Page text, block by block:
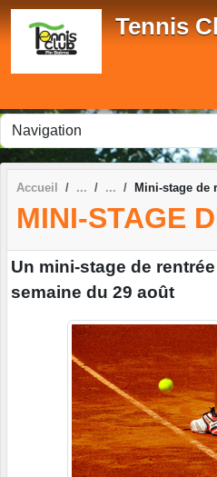
Tennis
Accueil Mini-stage de
MINI-STAGE
Un mini-stage de
semaine du 29 août
Panneau de gestion des cookies